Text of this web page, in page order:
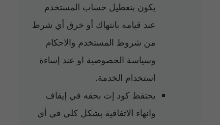
يكون بتعطيل حساب المستخدم
عند قيامه بانتهاك أو خرق أي شرط
من شروط المستخدم والاحكام
وسياسة الخصوصية او عند إساءة
استخدام الخدمة.
يحتفظ كود إت بحقه في إيقاف
وانهاء الاتفاقية بشكل كلي في أي